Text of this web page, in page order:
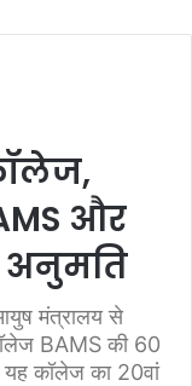
और
अनुमति
मंत्रालय से
BAMS की 60
यह कॉलेज का 20वां